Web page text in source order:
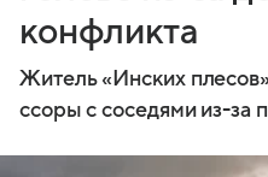
конфликта
Житель «Инских
ссоры с соседями из-за